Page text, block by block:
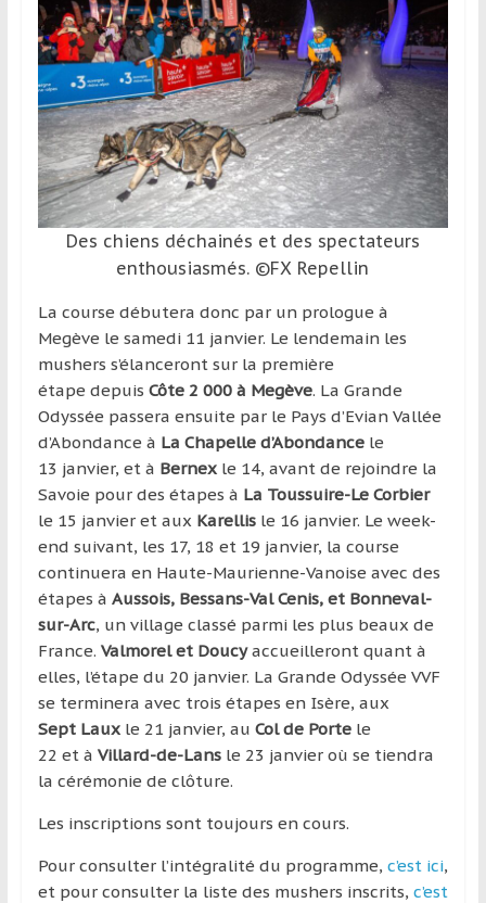
Des chiens déchainés et des spectateurs
enthousiasmés. ©FX Repellin
La course débutera donc par un prologue à
Megève le samedi 11 janvier. Le lendemain les
mushers s’élanceront sur la première
étape depuis Côte 2 000 à Megève. La Grande
Odyssée passera ensuite par le Pays d’Evian Vallée
d’Abondance à La Chapelle d’Abondancele
13 janvier, et à Bernexle 14, avant de rejoindre la
Savoie pour des étapes à La Toussuire-Le Corbier
le 15 janvier et aux Karellisle 16 janvier. Le week-
end suivant, les 17, 18 et 19 janvier, la course
continuera en Haute-Maurienne-Vanoise avec des
étapes à Aussois, Bessans-Val Cenis, et Bonneval-
sur-Arc, un village classé parmi les plus beaux de
France. Valmorel et Doucyaccueilleront quant à
elles, l’étape du 20 janvier. La Grande Odyssée VVF
se terminera avec trois étapes en Isère, aux
Sept Laux le 21 janvier, au Col de Portele
22 et à Villard-de-Lansle 23 janvier où se tiendra
la cérémonie de clôture.
Les inscriptions sont toujours en cours.
Pour consulter l’intégralité du programme, c’est ici,
et pour consulter la liste des mushers inscrits, c’est